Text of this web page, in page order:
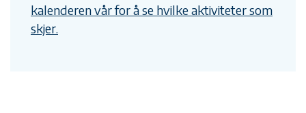
kalenderen vår for å se hvilke aktiviteter som
skjer.